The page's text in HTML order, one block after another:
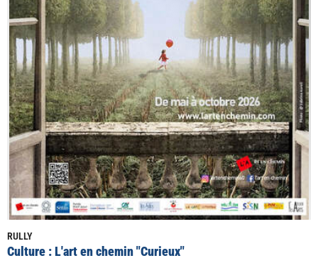
RULLY
Culture : L'art en chemin "Curieux"